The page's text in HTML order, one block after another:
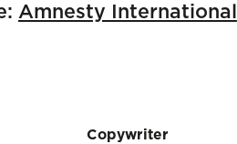
Amnesty International
Copywriter